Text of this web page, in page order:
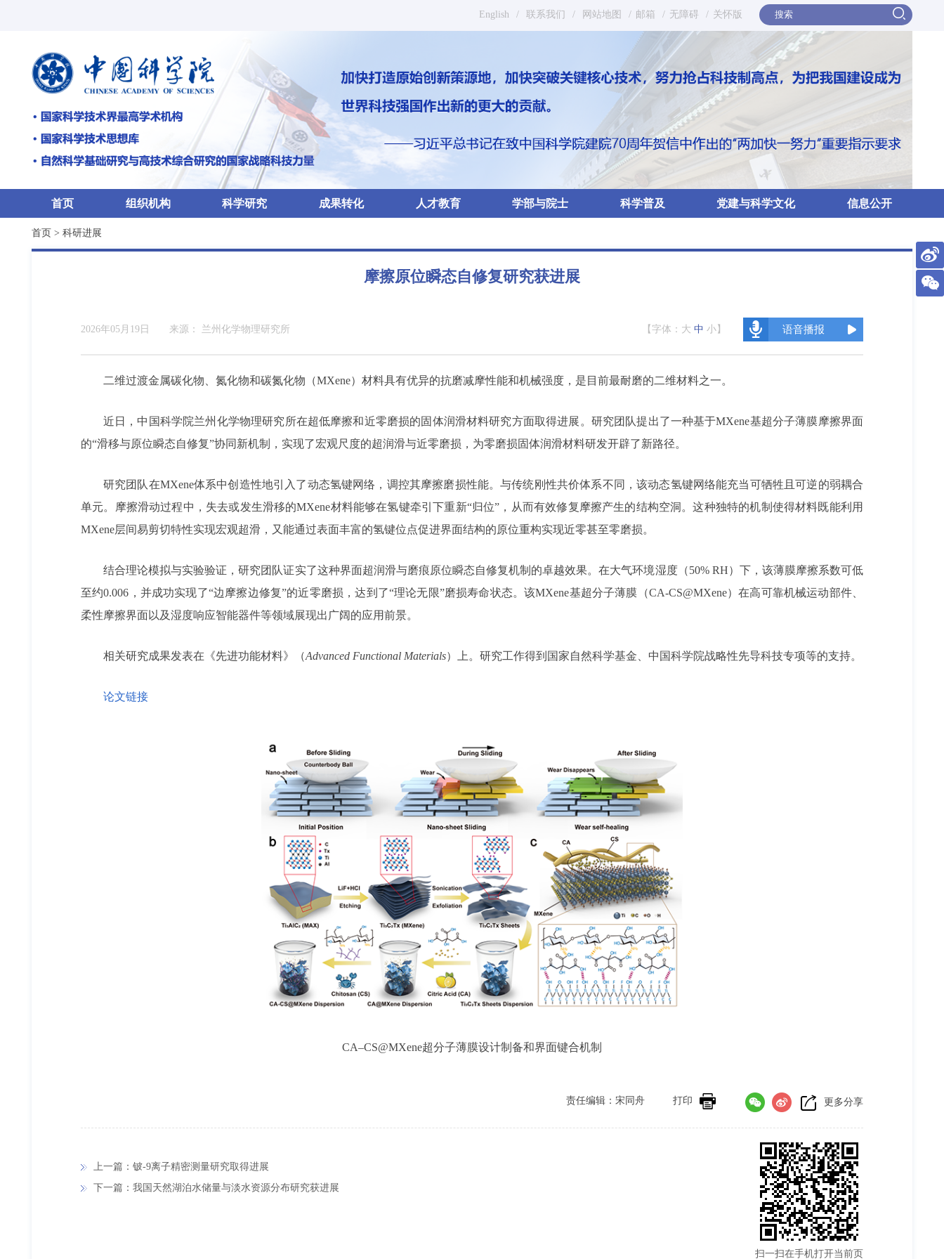
English / 联系我们 / 网站地图 / 邮箱 / 无障碍 / 关怀版
首页 组织机构 科学研究 成果转化 人才教育 学部与院士 科学普及 党建与科学文化 信息公开
首页 > 科研进展
摩擦原位瞬态自修复研究获进展
2026年05月19日 来源： 兰州化学物理研究所 【字体： 大 中 小 】 语音播报
二维过渡金属碳化物、氮化物和碳氮化物（MXene）材料具有优异的抗磨减摩性能和机械强度，是目前最耐磨的二维材料之一。
近日，中国科学院兰州化学物理研究所在超低摩擦和近零磨损的固体润滑材料研究方面取得进展。研究团队提出了一种基于MXene基超分子薄膜摩擦界面
的“滑移与原位瞬态自修复”协同新机制，实现了宏观尺度的超润滑与近零磨损，为零磨损固体润滑材料研发开辟了新路径。
研究团队在MXene体系中创造性地引入了动态氢键网络，调控其摩擦磨损性能。与传统刚性共价体系不同，该动态氢键网络能充当可牺牲且可逆的弱耦合
单元。摩擦滑动过程中，失去或发生滑移的MXene材料能够在氢键牵引下重新“归位”，从而有效修复摩擦产生的结构空洞。这种独特的机制使得材料既能利用
MXene层间易剪切特性实现宏观超滑，又能通过表面丰富的氢键位点促进界面结构的原位重构实现近零甚至零磨损。
结合理论模拟与实验验证，研究团队证实了这种界面超润滑与磨痕原位瞬态自修复机制的卓越效果。在大气环境湿度（50% RH）下，该薄膜摩擦系数可低
至约0.006，并成功实现了“边摩擦边修复”的近零磨损，达到了“理论无限”磨损寿命状态。该MXene基超分子薄膜（CA-CS@MXene）在高可靠机械运动部件、
柔性摩擦界面以及湿度响应智能器件等领域展现出广阔的应用前景。
相关研究成果发表在《先进功能材料》（Advanced Functional Materials）上。研究工作得到国家自然科学基金、中国科学院战略性先导科技专项等的支持。
论文链接
CA–CS@MXene超分子薄膜设计制备和界面键合机制
更多分享
打印
责任编辑：宋同舟
上一篇：铍-9离子精密测量研究取得进展
下一篇：我国天然湖泊水储量与淡水资源分布研究获进展
扫一扫在手机打开当前页